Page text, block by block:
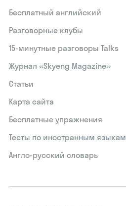
Бесплатный английский
Разговорные клубы
15‑минутные разговоры Talks
Журнал «Skyeng Magazine»
Статьи
Карта сайта
Бесплатные упражнения
Тесты по иностранным языкам
Англо-русский словарь